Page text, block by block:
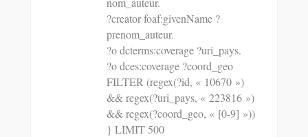
?creator foaf:givenName ?
prenom_auteur.
?o dcterms:coverage ?uri_pays.
?o dces:coverage ?coord_geo
FILTER (regex(?id, « 10670 »)
&& regex(?uri_pays, « 223816 »)
&& regex(?coord_geo, « [0-9] »))
} LIMIT 500